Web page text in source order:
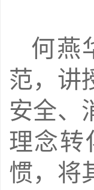
何燕
范，讲
安全、
理念转
惯，将